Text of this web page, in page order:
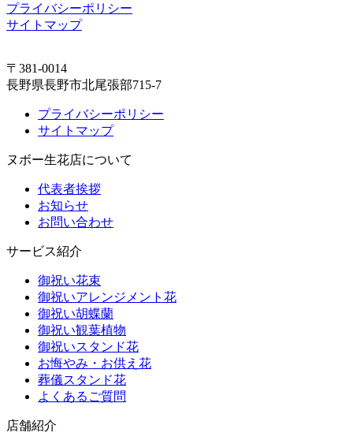
プライバシーポリシー
サイトマップ
〒381-0014
長野県長野市北尾張部715-7
プライバシーポリシー
サイトマップ
ヌボー生花店について
代表者挨拶
お知らせ
お問い合わせ
サービス紹介
御祝い花束
御祝いアレンジメント花
御祝い胡蝶蘭
御祝い観葉植物
御祝いスタンド花
お悔やみ・お供え花
葬儀スタンド花
よくあるご質問
店舗紹介